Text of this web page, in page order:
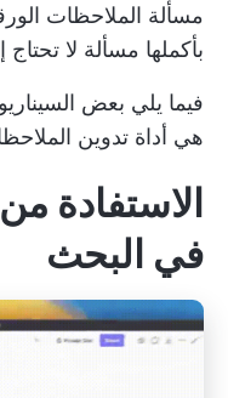
مسألة الملاحظات
بأكملها مسألة لا تحتاج
هي أداة تدوين
في البحث